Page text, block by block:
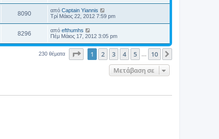
8090 από Captain Yiannis
Τρί Μάιος 22, 2012 7:59 pm
8296 από efthumhs
Πέμ Μάιος 17, 2012 3:05 pm
230 θέματα Σελίδα1 από 10
1 2 3 4 5 … 10
Μετάβαση σε